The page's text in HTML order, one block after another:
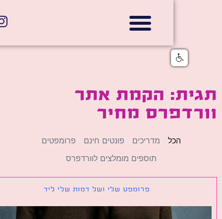
הקמת אתר
מחיר
מדריכים פונטים חינם
פרומפטים
תוספים מומלצים לוורדפרס
פרומפט שלי ושל דמות שלי ליד